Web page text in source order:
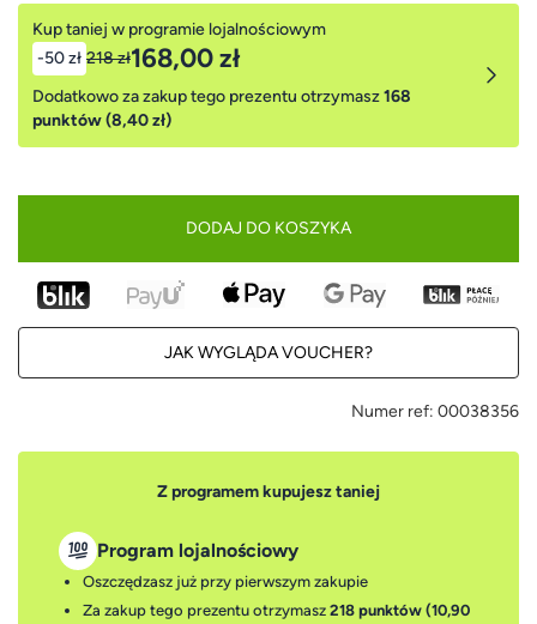
Kup taniej w programie lojalnościowym
-50 zł 218 zł168,00 zł
Dodatkowo za zakup tego prezentu otrzymasz168
punktów (8,40 zł)
DODAJ DO KOSZYKA
JAK WYGLĄDA VOUCHER?
Numer ref: 00038356
Z programem kupujesz taniej
Program lojalnościowy
Oszczędzasz już przy pierwszym zakupie
Za zakup tego prezentu otrzymasz 218 punktów (10,90